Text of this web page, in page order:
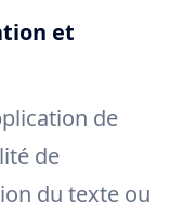
et
de
de
du texte ou